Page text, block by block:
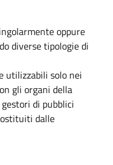
oppure
diverse tipologie di
utilizzabili solo nei
gli organi della
di pubblici
dalle